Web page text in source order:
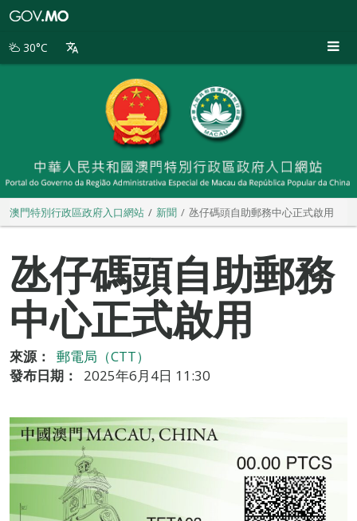
別
30°C
澳門特別行政區政府入口網站 新聞 氹仔碼頭自助郵務中心正式啟用
氹仔碼頭自助郵務
中心正式啟用
來源：
郵電局（CTT）
發布日期：
2025年6月4日 11:30